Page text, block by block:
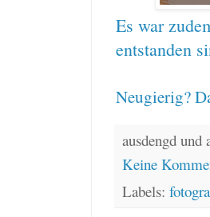
Es war
entstanden
Neugierig?
ausdengd
Keine
Labels: